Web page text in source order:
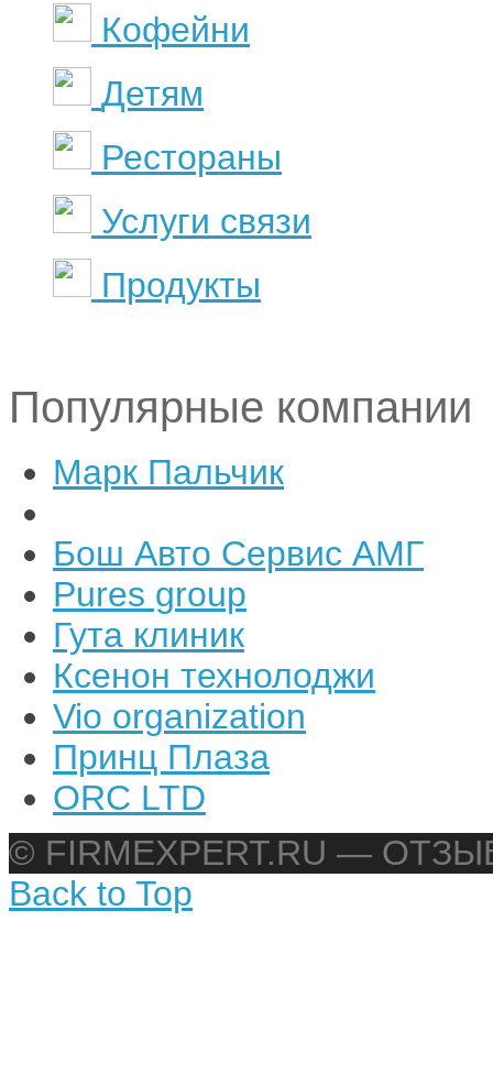
Кофейни
Детям
Рестораны
Услуги связи
Продукты
Популярные компании
Марк Пальчик
Бош Авто Сервис АМГ
Pures group
Гута клиник
Ксенон технолоджи
Vio organization
Принц Плаза
ORC LTD
© FIRMEXPERT.RU —
Back to Top